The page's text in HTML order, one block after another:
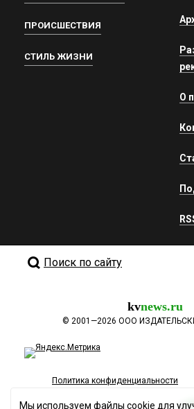
ПРОИСШЕСТВИЯ
СТИЛЬ ЖИЗНИ
О
Поиск по сайту
kvnews.ru
© 2001—2026 ООО
Политика конфиденциальности
Мы используем файлы cookie для